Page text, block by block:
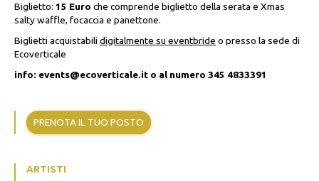
Biglietto:15 Euroche comprende biglietto della serata e Xmas
salty waffle, focaccia e panettone.
Biglietti acquistabilidigitalmente su eventbride o presso la sede di
Ecoverticale
info: events@ecoverticale.it o al numero 345 4833391
PRENOTA IL TUO POSTO
ARTISTI